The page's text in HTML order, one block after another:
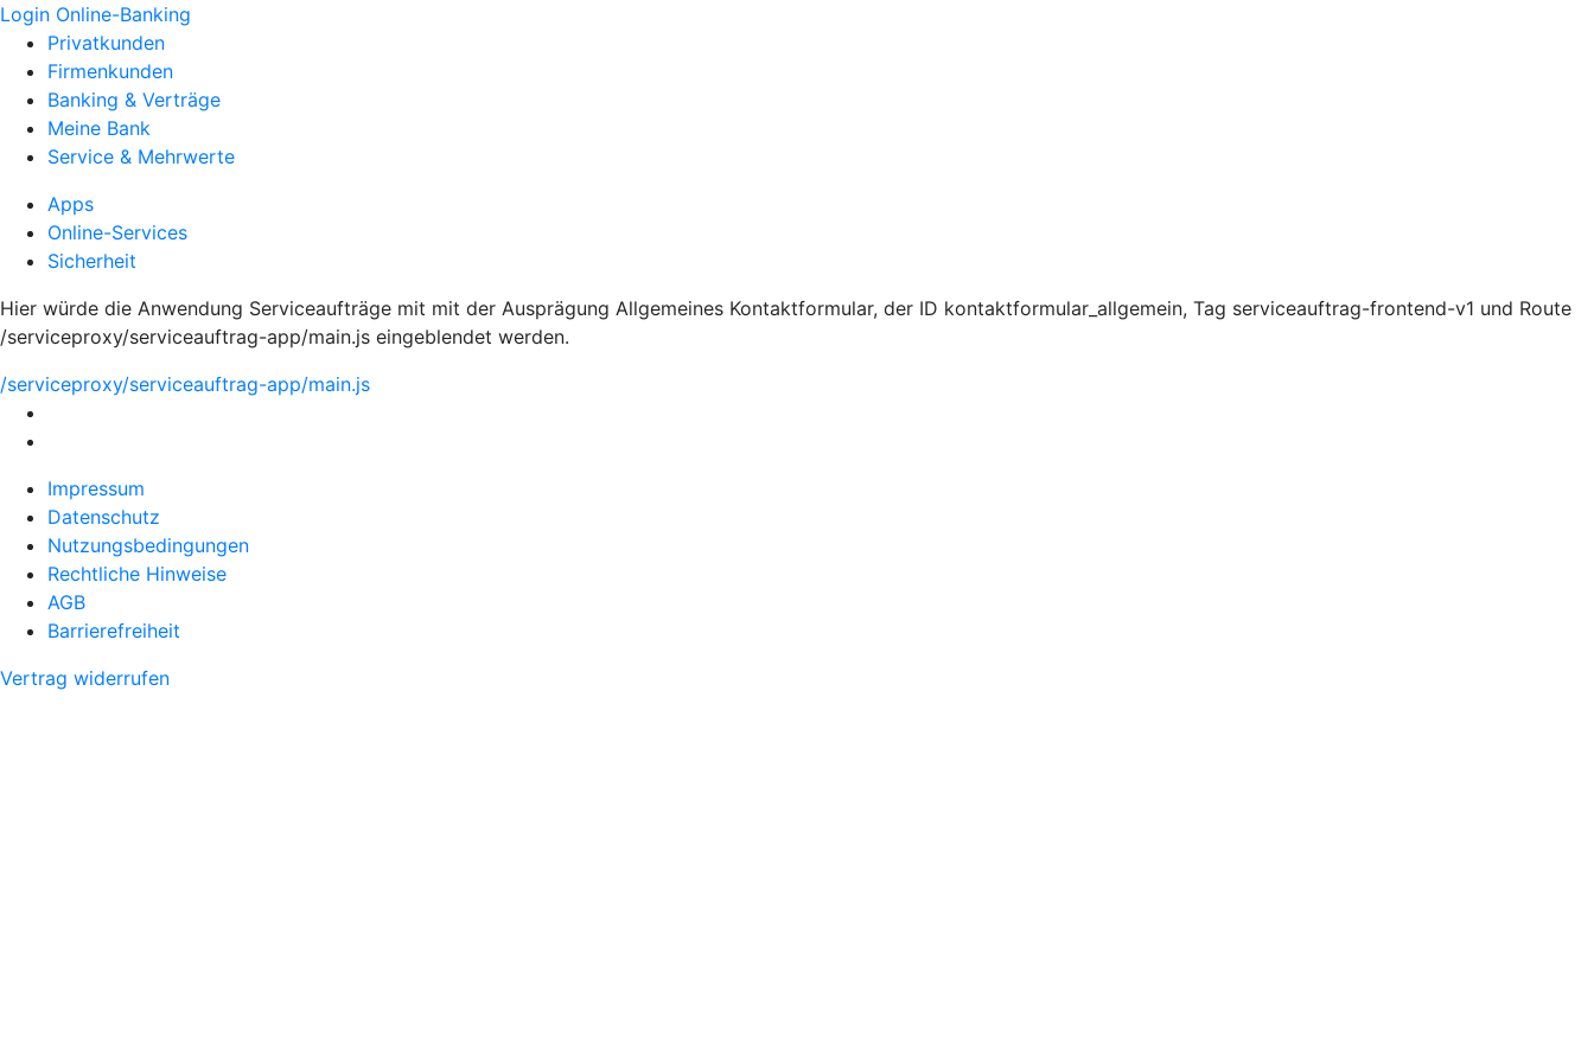
Login Online-Banking
Privatkunden
Firmenkunden
Banking & Verträge
Meine Bank
Service & Mehrwerte
Apps
Online-Services
Sicherheit
Hier würde die Anwendung Serviceaufträge mit mit der Ausprägung Allgemeines Kontaktformular, der ID kontaktformular_allgemein, Tag serviceauftrag-frontend-v1 und Route
/serviceproxy/serviceauftrag-app/main.js eingeblendet werden.
/serviceproxy/serviceauftrag-app/main.js
Impressum
Datenschutz
Nutzungsbedingungen
Rechtliche Hinweise
AGB
Barrierefreiheit
Vertrag widerrufen